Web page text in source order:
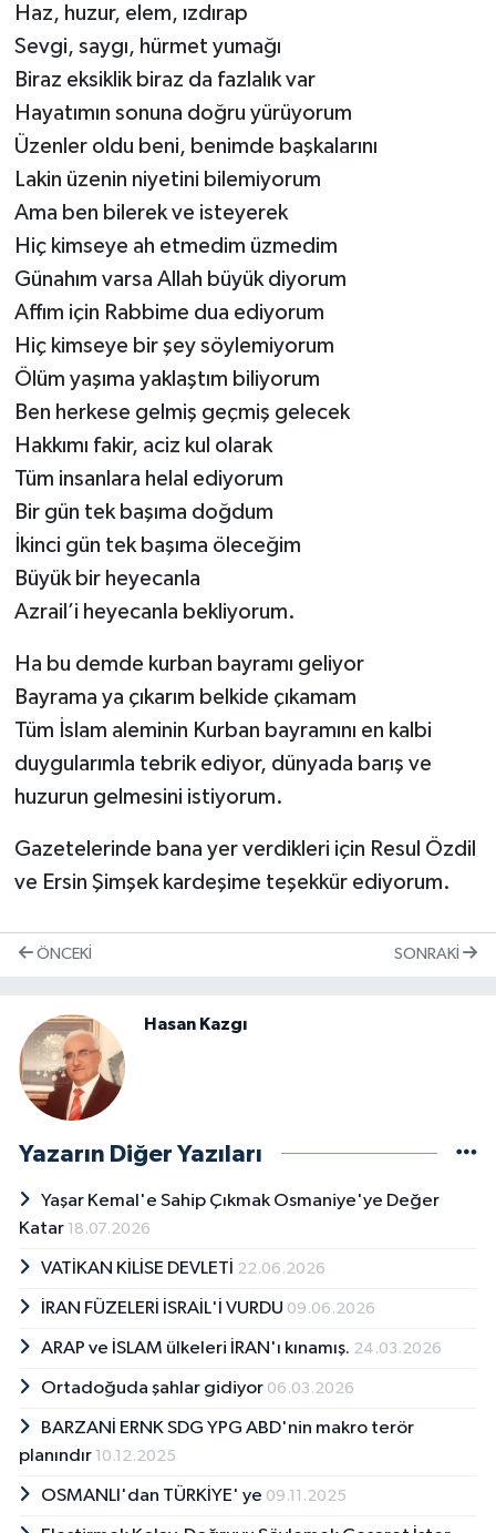
Haz, huzur, elem, ızdırap
Sevgi, saygı, hürmet yumağı
Biraz eksiklik biraz da fazlalık var
Hayatımın sonuna doğru yürüyorum
Üzenler oldu beni, benimde başkalarını
Lakin üzenin niyetini bilemiyorum
Ama ben bilerek ve isteyerek
Hiç kimseye ah etmedim üzmedim
Günahım varsa Allah büyük diyorum
Affım için Rabbime dua ediyorum
Hiç kimseye bir şey söylemiyorum
Ölüm yaşıma yaklaştım biliyorum
Ben herkese gelmiş geçmiş gelecek
Hakkımı fakir, aciz kul olarak
Tüm insanlara helal ediyorum
Bir gün tek başıma doğdum
İkinci gün tek başıma öleceğim
Büyük bir heyecanla
Azrail’i heyecanla bekliyorum.
Ha bu demde kurban bayramı geliyor
Bayrama ya çıkarım belkide çıkamam
Tüm İslam aleminin Kurban bayramını en kalbi
duygularımla tebrik ediyor, dünyada barış ve
huzurun gelmesini istiyorum.
Gazetelerinde bana yer verdikleri için Resul Özdil
ve Ersin Şimşek kardeşime teşekkür ediyorum.
ÖNCEKI SONRAKI
Hasan Kazgı
Yazarın Diğer Yazıları
Yaşar Kemal'e Sahip Çıkmak Osmaniye'ye Değer
Katar 18.07.2026
VATİKAN KİLİSE DEVLETİ 22.06.2026
İRAN FÜZELERİ İSRAİL'İ VURDU 09.06.2026
ARAP ve İSLAM ülkeleri İRAN'ı kınamış. 24.03.2026
Ortadoğuda şahlar gidiyor 06.03.2026
BARZANİ ERNK SDG YPG ABD'nin makro terör
planındır 10.12.2025
OSMANLI'dan TÜRKİYE' ye 09.11.2025